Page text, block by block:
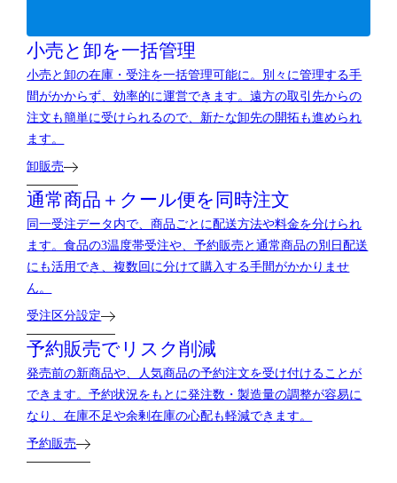
小売と卸を一括管理
小売と卸の在庫・受注を一括管理可能に。別々に管理する手
間がかからず、効率的に運営できます。遠方の取引先からの
注文も簡単に受けられるので、新たな卸先の開拓も進められ
ます。
卸販売
通常商品＋クール便を同時注文
同一受注データ内で、商品ごとに配送方法や料金を分けられ
ます。食品の3温度帯受注や、予約販売と通常商品の別日配送
にも活用でき、複数回に分けて購入する手間がかかりませ
ん。
受注区分設定
予約販売でリスク削減
発売前の新商品や、人気商品の予約注文を受け付けることが
できます。予約状況をもとに発注数・製造量の調整が容易に
なり、在庫不足や余剰在庫の心配も軽減できます。
予約販売